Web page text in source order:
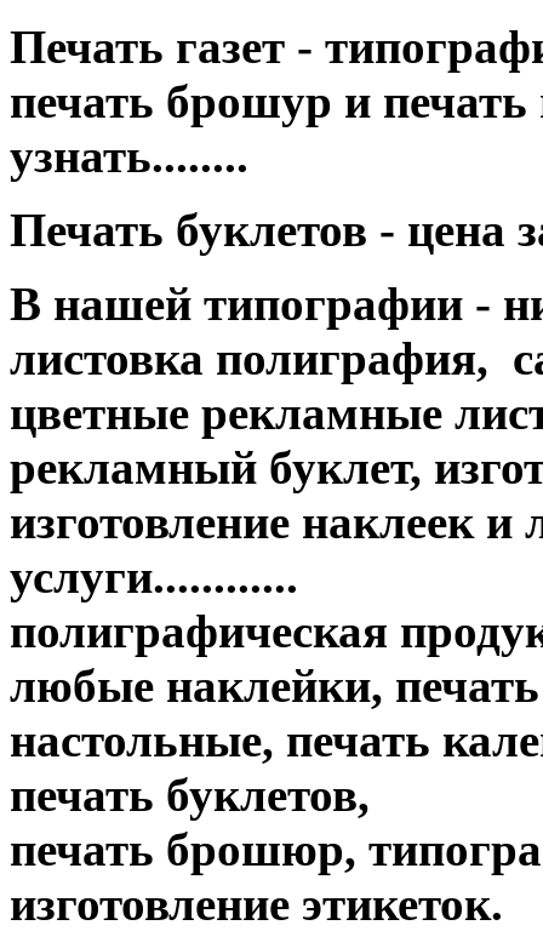
Печать газет -
печать брошур и
узнать........
Печать буклетов - цена
В нашей типографии -
листовка полиграфия,
цветные рекламные
рекламный буклет,
изготовление наклеек
услуги............
полиграфическая
любые наклейки,
настольные, печать
печать буклетов,
печать брошюр,
изготовление этикеток.